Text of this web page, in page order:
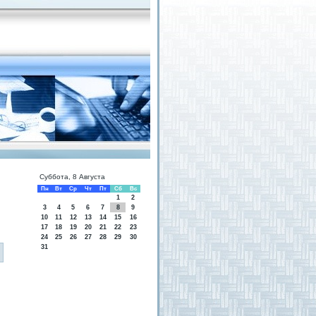
Суббота, 8 Августа
Пн Вт Ср Чт Пт Сб Вс
1
2
3
4 5 6 7 8
9
10
11 12 13 14 15
16
17
18 19 20 21 22
23
24
25 26 27 28 29
30
31